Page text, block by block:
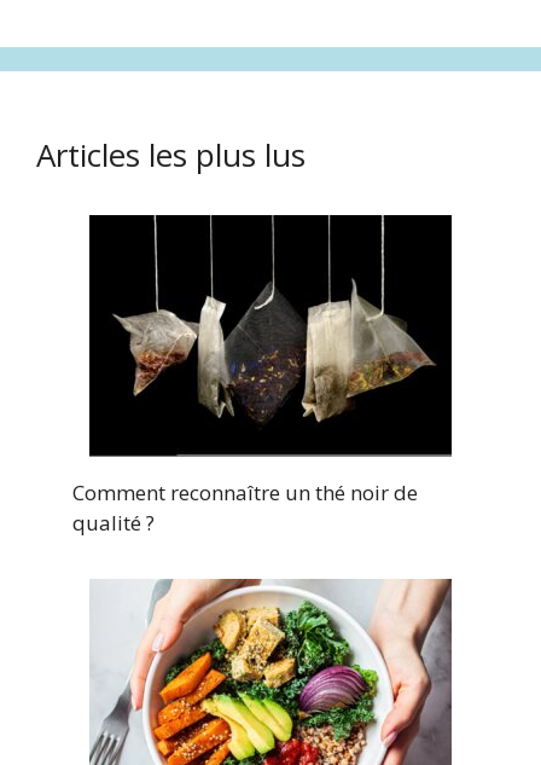
Articles les plus lus
Comment reconnaître un thé noir de
qualité ?